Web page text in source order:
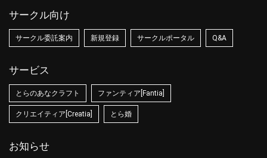
サークル向け
サークル委託案内 新規登録 サークルポータル Q&A
サービス
とらのあなクラフト ファンティア[Fantia]
クリエイティア[Creatia] とら婚
お知らせ